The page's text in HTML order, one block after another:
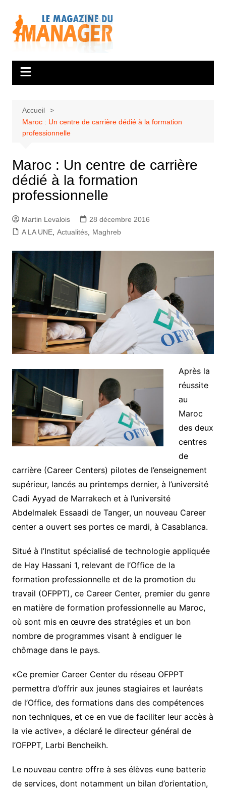
contenu
Accueil
Maroc : Un centre de carrière dédié à la formation
professionnelle
Maroc : Un centre de carrière
dédié à la formation
professionnelle
Martin Levalois
28 décembre 2016
A LA UNE, Actualités, Maghreb
Après la
réussite
au
Maroc
des deux
centres
de
carrière (Career Centers) pilotes de l’enseignement
supérieur, lancés au printemps dernier, à l’université
Cadi Ayyad de Marrakech et à l’université
Abdelmalek Essaadi de Tanger, un nouveau Career
center a ouvert ses portes ce mardi, à Casablanca.
Situé à l’Institut spécialisé de technologie appliquée
de Hay Hassani 1, relevant de l’Office de la
formation professionnelle et de la promotion du
travail (OFPPT), ce Career Center, premier du genre
en matière de formation professionnelle au Maroc,
où sont mis en œuvre des stratégies et un bon
nombre de programmes visant à endiguer le
chômage dans le pays.
«Ce premier Career Center du réseau OFPPT
permettra d’offrir aux jeunes stagiaires et lauréats
de l’Office, des formations dans des compétences
non techniques, et ce en vue de faciliter leur accès à
la vie active», a déclaré le directeur général de
l’OFPPT, Larbi Bencheikh.
Le nouveau centre offre à ses élèves «une batterie
de services, dont notamment un bilan d’orientation,